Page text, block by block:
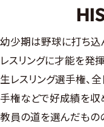
幼少期は野球に打ち込
レスリングに才能を発
生レスリング選手権、
手権などで好成績を収
教員の道を選んだもの